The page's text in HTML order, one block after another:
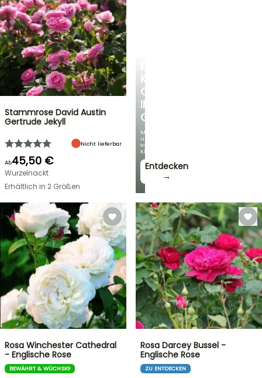
KÜHLE
OASE
IM
GARTEN
Mit
unseren
schönsten
Kletterpflanzen!
Entdecken
→
Stammrose David Austin
Gertrude Jekyll
Nicht lieferbar
Ab45,50 €
Wurzelnackt
Erhältlich in 2 Größen
Rosa Winchester Cathedral
- Englische Rose
BEWÄHRT & WÜCHSIG
Rosa Darcey Bussel -
Englische Rose
ZU ENTDECKEN